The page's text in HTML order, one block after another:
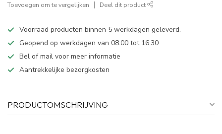
Toevoegen om te vergelijken Deel dit product
Voorraad producten binnen 5 werkdagen geleverd.
Geopend op werkdagen van 08:00 tot 16:30
Bel of mail voor meer informatie
Aantrekkelijke bezorgkosten
PRODUCTOMSCHRIJVING